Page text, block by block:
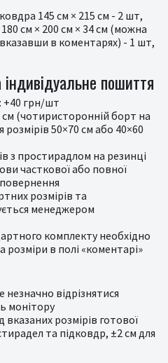
145 см × 215 см - 2 шт,
см × 200 см × 34 см (можна
в коментарях) - 1 шт,
пошиття
+40 грн/шт
(чотиристоронній борт на
розмірів 50×70 см або 40×60
з простирадлом на резинці
часткової або повної
розмірів та
менеджером
комплекту необхідно
розміри в полі «коментарі»
відрізнятися
монітору
вказаних розмірів готової
та підковдр, ±2 см для